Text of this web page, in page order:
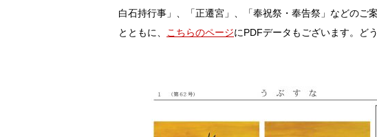
白石持行事」、「正遷宮」、「奉祝祭・奉告祭」などのご
とともに、
こちらのページにPDFデータもございます。ど